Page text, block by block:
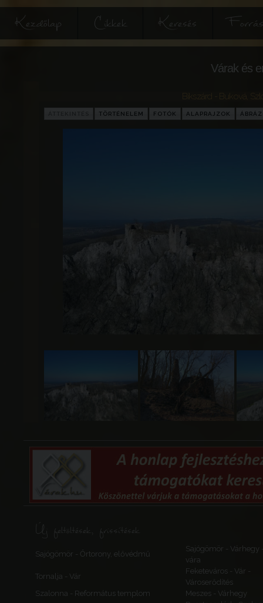
Kezdőlap Cikkek Keresés
Várak és
Bikszárd - Buková
TÖRTÉNELEM FOTÓK ALAPRAJZOK
Új feltöltések, frissítések
Sajógömör - Őrtorony, elővédmű
Sajógömör - Várhegy
vára
Tornalja - Vár
Feketeváros - Vár -
Városerődítés
Szalonna - Református templom
Meszes - Várhegy